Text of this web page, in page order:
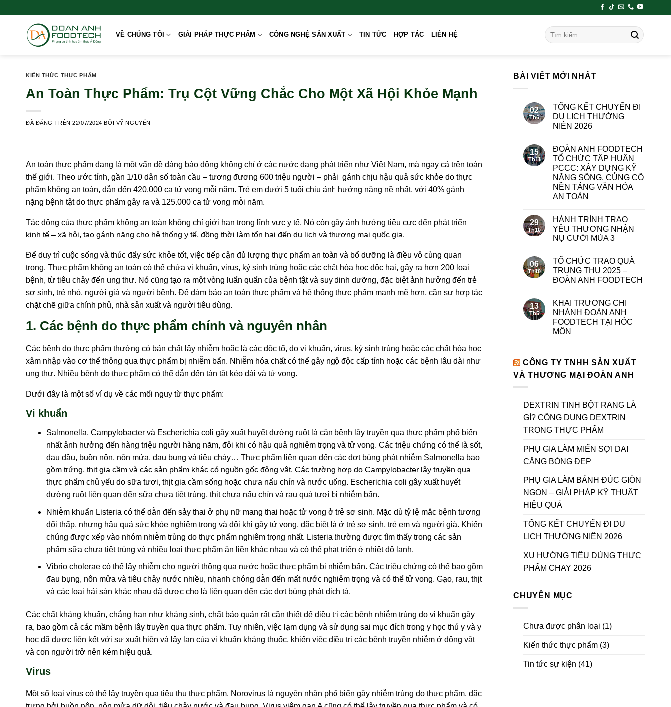
VỀ CHÚNG TÔI GIẢI PHÁP THỰC PHẨM CÔNG NGHỆ SẢN XUẤT TIN TỨC HỢP TÁC LIÊN HỆ
KIẾN THỨC THỰC PHẨM
An Toàn Thực Phẩm: Trụ Cột Vững Chắc Cho Một Xã Hội Khỏe Mạnh
ĐÃ ĐĂNG TRÊN22/07/2024 BỞI VỸ NGUYỄN
An toàn thực phẩm đang là một vấn đề đáng báo động không chỉ ở các nước đang phát triển như Việt Nam, mà ngay cả trên toàn
thế giới. Theo ước tính, gần 1/10 dân số toàn cầu – tương đương 600 triệu người – phải gánh chịu hậu quả sức khỏe do thực
phẩm không an toàn, dẫn đến 420.000 ca tử vong mỗi năm. Trẻ em dưới 5 tuổi chịu ảnh hưởng nặng nề nhất, với 40% gánh
nặng bệnh tật do thực phẩm gây ra và 125.000 ca tử vong mỗi năm.
Tác động của thực phẩm không an toàn không chỉ giới hạn trong lĩnh vực y tế. Nó còn gây ảnh hưởng tiêu cực đến phát triển
kinh tế – xã hội, tạo gánh nặng cho hệ thống y tế, đồng thời làm tổn hại đến du lịch và thương mại quốc gia.
Để duy trì cuộc sống và thúc đẩy sức khỏe tốt, việc tiếp cận đủ lượng thực phẩm an toàn và bổ dưỡng là điều vô cùng quan
trọng. Thực phẩm không an toàn có thể chứa vi khuẩn, virus, ký sinh trùng hoặc các chất hóa học độc hại, gây ra hơn 200 loại
bệnh, từ tiêu chảy đến ung thư. Nó cũng tạo ra một vòng luẩn quẩn của bệnh tật và suy dinh dưỡng, đặc biệt ảnh hưởng đến trẻ
sơ sinh, trẻ nhỏ, người già và người bệnh. Để đảm bảo an toàn thực phẩm và hệ thống thực phẩm mạnh mẽ hơn, cần sự hợp tác
chặt chẽ giữa chính phủ, nhà sản xuất và người tiêu dùng.
1. Các bệnh do thực phẩm chính và nguyên nhân
Các bệnh do thực phẩm thường có bản chất lây nhiễm hoặc là các độc tố, do vi khuẩn, virus, ký sinh trùng hoặc các chất hóa học
xâm nhập vào cơ thể thông qua thực phẩm bị nhiễm bẩn. Nhiễm hóa chất có thể gây ngộ độc cấp tính hoặc các bệnh lâu dài như
ung thư. Nhiều bệnh do thực phẩm có thể dẫn đến tàn tật kéo dài và tử vong.
Dưới đây là một số ví dụ về các mối nguy từ thực phẩm:
Vi khuẩn
Salmonella, Campylobacter và Escherichia coli gây xuất huyết đường ruột là căn bệnh lây truyền qua thực phẩm phổ biến
nhất ảnh hưởng đến hàng triệu người hàng năm, đôi khi có hậu quả nghiêm trọng và tử vong. Các triệu chứng có thể là sốt,
đau đầu, buồn nôn, nôn mửa, đau bụng và tiêu chảy… Thực phẩm liên quan đến các đợt bùng phát nhiễm Salmonella bao
gồm trứng, thịt gia cầm và các sản phẩm khác có nguồn gốc động vật. Các trường hợp do Campylobacter lây truyền qua
thực phẩm chủ yếu do sữa tươi, thịt gia cầm sống hoặc chưa nấu chín và nước uống. Escherichia coli gây xuất huyết
đường ruột liên quan đến sữa chưa tiệt trùng, thịt chưa nấu chín và rau quả tươi bị nhiễm bẩn.
Nhiễm khuẩn Listeria có thể dẫn đến sảy thai ở phụ nữ mang thai hoặc tử vong ở trẻ sơ sinh. Mặc dù tỷ lệ mắc bệnh tương
đối thấp, nhưng hậu quả sức khỏe nghiêm trọng và đôi khi gây tử vong, đặc biệt là ở trẻ sơ sinh, trẻ em và người già. Khiến
chúng được xếp vào nhóm nhiễm trùng do thực phẩm nghiêm trọng nhất. Listeria thường được tìm thấy trong các sản
phẩm sữa chưa tiệt trùng và nhiều loại thực phẩm ăn liền khác nhau và có thể phát triển ở nhiệt độ lạnh.
Vibrio cholerae có thể lây nhiễm cho người thông qua nước hoặc thực phẩm bị nhiễm bẩn. Các triệu chứng có thể bao gồm
đau bụng, nôn mửa và tiêu chảy nước nhiều, nhanh chóng dẫn đến mất nước nghiêm trọng và có thể tử vong. Gạo, rau, thịt
và các loại hải sản khác nhau đã được cho là liên quan đến các đợt bùng phát dịch tả.
Các chất kháng khuẩn, chẳng hạn như kháng sinh, chất bảo quản rất cần thiết để điều trị các bệnh nhiễm trùng do vi khuẩn gây
ra, bao gồm cả các mầm bệnh lây truyền qua thực phẩm. Tuy nhiên, việc lạm dụng và sử dụng sai mục đích trong y học thú y và y
học đã được liên kết với sự xuất hiện và lây lan của vi khuẩn kháng thuốc, khiến việc điều trị các bệnh truyền nhiễm ở động vật
và con người trở nên kém hiệu quả.
Virus
Một số loại virus có thể lây truyền qua tiêu thụ thực phẩm. Norovirus là nguyên nhân phổ biến gây nhiễm trùng do thực phẩm, đặc
BÀI VIẾT MỚI NHẤT
02
Th6
TỔNG KẾT CHUYẾN ĐI
DU LỊCH THƯỜNG
NIÊN 2026
15
Th11
ĐOÀN ANH FOODTECH
TỔ CHỨC TẬP HUẤN
PCCC: XÂY DỰNG KỸ
NĂNG SỐNG, CỦNG CỐ
NỀN TẢNG VĂN HÓA
AN TOÀN
29
Th10
HÀNH TRÌNH TRAO
YÊU THƯƠNG NHẬN
NỤ CƯỜI MÙA 3
06
Th10
TỔ CHỨC TRAO QUÀ
TRUNG THU 2025 –
ĐOÀN ANH FOODTECH
13
Th5
KHAI TRƯƠNG CHI
NHÁNH ĐOÀN ANH
FOODTECH TẠI HÓC
MÔN
CÔNG TY TNHH SẢN XUẤT
VÀ THƯƠNG MẠI ĐOÀN ANH
DEXTRIN TINH BỘT RANG LÀ
GÌ? CÔNG DỤNG DEXTRIN
TRONG THỰC PHẨM
PHỤ GIA LÀM MIẾN SỢI DAI
CĂNG BÓNG ĐẸP
PHỤ GIA LÀM BÁNH ĐÚC GIÒN
NGON – GIẢI PHÁP KỸ THUẬT
HIỆU QUẢ
TỔNG KẾT CHUYẾN ĐI DU
LỊCH THƯỜNG NIÊN 2026
XU HƯỚNG TIÊU DÙNG THỰC
PHẨM CHAY 2026
CHUYÊN MỤC
Chưa được phân loại (1)
Kiến thức thực phẩm (3)
Tin tức sự kiện (41)